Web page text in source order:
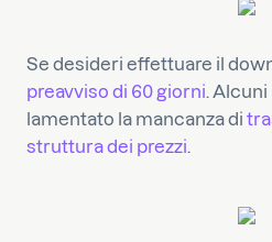
Se desideri effettuare il
preavviso di 60 giorni.
lamentato la mancanza di
struttura dei prezzi.